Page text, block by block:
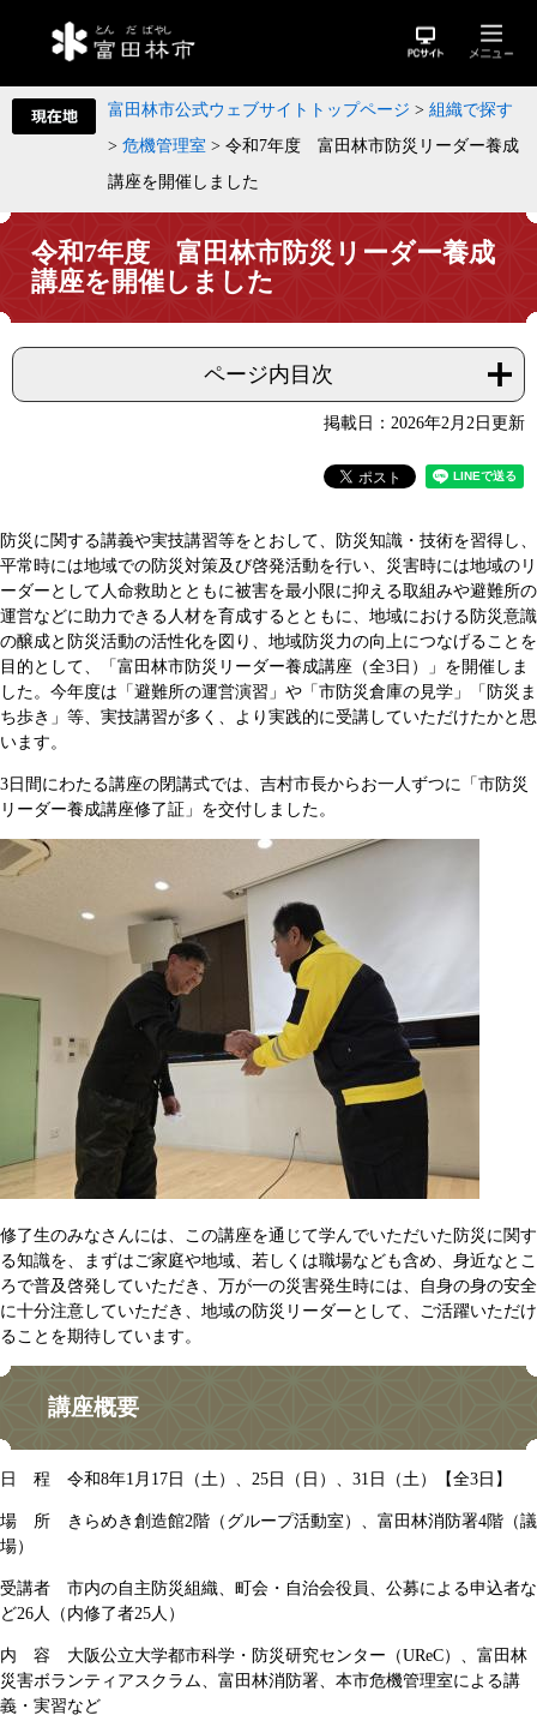
富田林市公式ウェブサイトトップページ > 組織で探す
> 危機管理室 > 令和7年度 富田林市防災リーダー養成
講座を開催しました
令和7年度 富田林市防災リーダー養成
講座を開催しました
ページ内目次
掲載日：2026年2月2日更新
防災に関する講義や実技講習等をとおして、防災知識・技術を習得し、
平常時には地域での防災対策及び啓発活動を行い、災害時には地域のリ
ーダーとして人命救助とともに被害を最小限に抑える取組みや避難所の
運営などに助力できる人材を育成するとともに、地域における防災意識
の醸成と防災活動の活性化を図り、地域防災力の向上につなげることを
目的として、「富田林市防災リーダー養成講座（全3日）」を開催しま
した。今年度は「避難所の運営演習」や「市防災倉庫の見学」「防災ま
ち歩き」等、実技講習が多く、より実践的に受講していただけたかと思
います。
3日間にわたる講座の閉講式では、吉村市長からお一人ずつに「市防災
リーダー養成講座修了証」を交付しました。
修了生のみなさんには、この講座を通じて学んでいただいた防災に関す
る知識を、まずはご家庭や地域、若しくは職場なども含め、身近なとこ
ろで普及啓発していただき、万が一の災害発生時には、自身の身の安全
に十分注意していただき、地域の防災リーダーとして、ご活躍いただけ
ることを期待しています。
講座概要
日 程 令和8年1月17日（土）、25日（日）、31日（土）【全3日】
場 所 きらめき創造館2階（グループ活動室）、富田林消防署4階（議
場）
受講者 市内の自主防災組織、町会・自治会役員、公募による申込者な
ど26人（内修了者25人）
内 容 大阪公立大学都市科学・防災研究センター（UReC）、富田林
災害ボランティアスクラム、富田林消防署、本市危機管理室による講
義・実習など